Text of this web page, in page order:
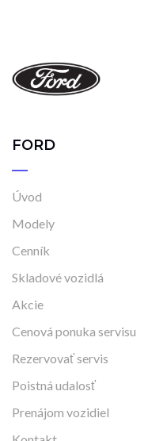
FORD
Úvod
Modely
Cenník
Skladové vozidlá
Akcie
Cenová ponuka servisu
Rezervovať servis
Poistná udalosť
Prenájom vozidiel